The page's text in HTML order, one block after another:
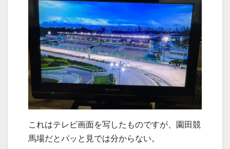
これはテレビ画面を写したものですが、園田競
馬場だとパッと見では分からない。